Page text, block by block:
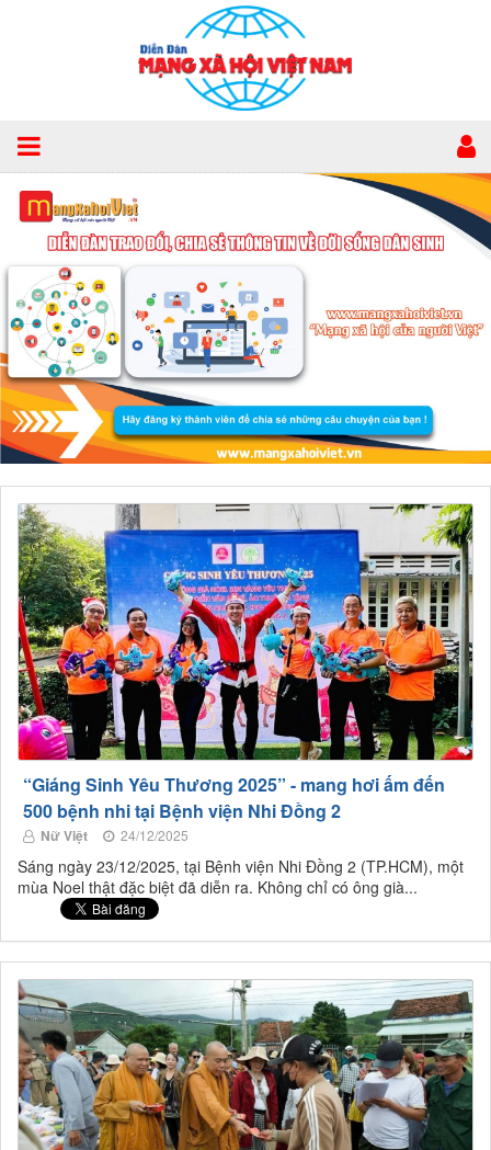
“Giáng Sinh Yêu Thương 2025” - mang hơi ấm đến
500 bệnh nhi tại Bệnh viện Nhi Đồng 2
Nữ Việt 24/12/2025
Sáng ngày 23/12/2025, tại Bệnh viện Nhi Đồng 2 (TP.HCM), một
mùa Noel thật đặc biệt đã diễn ra. Không chỉ có ông già...